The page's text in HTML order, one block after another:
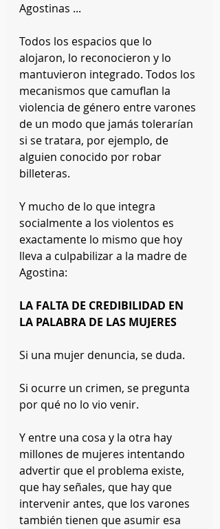
Agostinas ...
Todos los espacios que lo
alojaron, lo reconocieron y lo
mantuvieron integrado. Todos los
mecanismos que camuflan la
violencia de género entre varones
de un modo que jamás tolerarían
si se tratara, por ejemplo, de
alguien conocido por robar
billeteras.
Y mucho de lo que integra
socialmente a los violentos es
exactamente lo mismo que hoy
lleva a culpabilizar a la madre de
Agostina:
LA FALTA DE CREDIBILIDAD EN
LA PALABRA DE LAS MUJERES
Si una mujer denuncia, se duda.
Si ocurre un crimen, se pregunta
por qué no lo vio venir.
Y entre una cosa y la otra hay
millones de mujeres intentando
advertir que el problema existe,
que hay señales, que hay que
intervenir antes, que los varones
también tienen que asumir esa